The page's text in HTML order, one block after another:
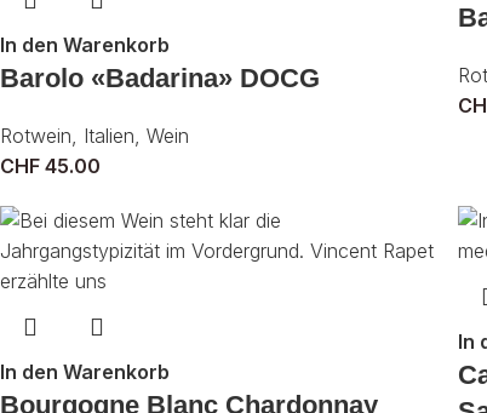
In den Warenkorb
Barolo «Badarina» DOCG
Rotwein Italien Wein
CHF 45.00
In den Warenkorb
Bourgogne Blanc Chardonnay
In